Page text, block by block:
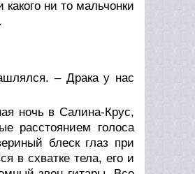
ни то мальчонки
– Драка у нас
ночь в Салина-Крус,
расстоянием голоса
блеск глаз при
в схватке тела, его и